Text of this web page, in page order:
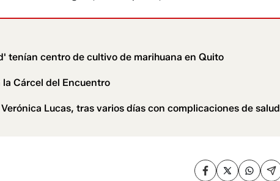
tenían centro de cultivo de marihuana en Quito
Cárcel del Encuentro
Lucas, tras varios días con complicaciones de salud